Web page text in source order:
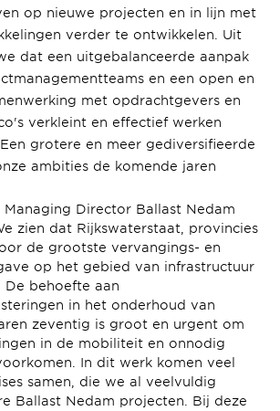
op nieuwe projecten en in lijn met
verder te ontwikkelen. Uit
dat een uitgebalanceerde aanpak
en een open en
met opdrachtgevers en
verkleint en effectief werken
grotere en meer gediversifieerde
ambities de komende jaren
Managing Director Ballast Nedam
zien dat Rijkswaterstaat, provincies
de grootste vervangings- en
op het gebied van infrastructuur
behoefte aan
in het onderhoud van
zeventig is groot en urgent om
in de mobiliteit en onnodig
In dit werk komen veel
samen, die we al veelvuldig
Ballast Nedam projecten. Bij deze